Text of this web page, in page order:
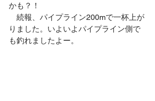
かも？！
続報、パイプライン200mで一杯上が
りました。いよいよパイプライン側で
も釣れましたよー。